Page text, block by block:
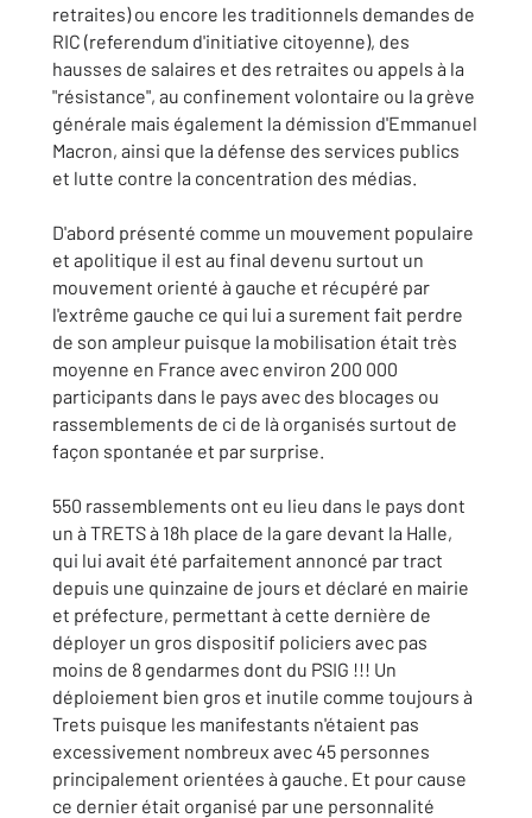
retraites) ou encore les traditionnels demandes de
RIC (referendum d'initiative citoyenne), des
hausses de salaires et des retraites ou appels à la
"résistance", au confinement volontaire ou la grève
générale mais également la démission d'Emmanuel
Macron, ainsi que la défense des services publics
et lutte contre la concentration des médias.
D'abord présenté comme un mouvement populaire
et apolitique il est au final devenu surtout un
mouvement orienté à gauche et récupéré par
l'extrême gauche ce qui lui a surement fait perdre
de son ampleur puisque la mobilisation était très
moyenne en France avec environ 200 000
participants dans le pays avec des blocages ou
rassemblements de ci de là organisés surtout de
façon spontanée et par surprise.
550 rassemblements ont eu lieu dans le pays dont
un à TRETS à 18h place de la gare devant la Halle,
qui lui avait été parfaitement annoncé par tract
depuis une quinzaine de jours et déclaré en mairie
et préfecture, permettant à cette dernière de
déployer un gros dispositif policiers avec pas
moins de 8 gendarmes dont du PSIG !!! Un
déploiement bien gros et inutile comme toujours à
Trets puisque les manifestants n'étaient pas
excessivement nombreux avec 45 personnes
principalement orientées à gauche. Et pour cause
ce dernier était organisé par une personnalité